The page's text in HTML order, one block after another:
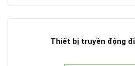
Thiết bị truyền động